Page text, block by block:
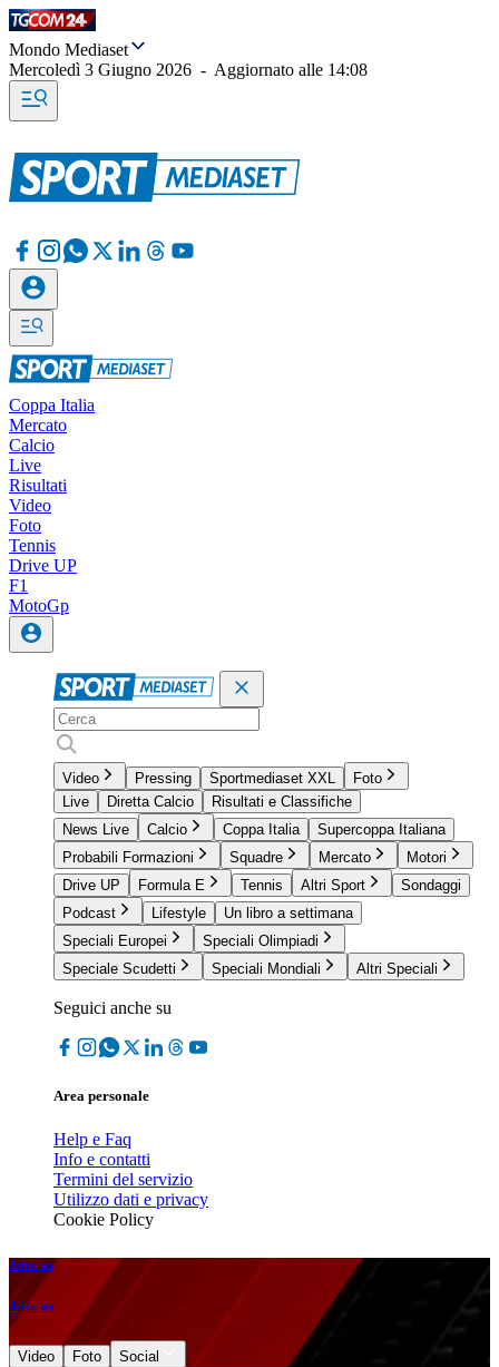
Mondo Mediaset
Mercoledì 3 Giugno 2026 - Aggiornato alle 14:08
Coppa Italia
Mercato
Calcio
Live
Risultati
Video
Foto
Tennis
Drive UP
F1
MotoGp
Video Pressing Sportmediaset XXL
Foto
Live
Diretta Calcio
Risultati e Classifiche
News Live
Calcio Coppa Italia
Supercoppa Italiana
Probabili Formazioni
Squadre Mercato
Motori
Drive UP
Formula E Tennis Altri Sport
Sondaggi
Podcast
Lifestyle
Un libro a settimana
Speciali Europei
Speciali Olimpiadi
Speciale Scudetti
Speciali Mondiali Altri Speciali
Seguici anche su
Area personale
Help e Faq
Info e contatti
Termini del servizio
Utilizzo dati e privacy
Cookie Policy
drive up
drive up
Video Foto Social